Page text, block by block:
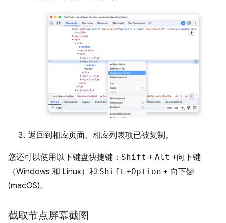
返回到相应页面。相应列表项已被复制。
您还可以使用以下键盘快捷键： Shift + Alt +向下键
（Windows 和 Linux）和 Shift +Option + 向下键
(macOS)。
截取节点屏幕截图